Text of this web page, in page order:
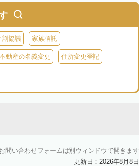
豊浦町
村 古平郡古平町 積丹郡積丹町
井江町 空知郡上砂川町
夕張郡長沼町 夕張郡栗山町
池田町 中川郡豊頃町
割協議 家族信託
動産の名義変更 住所変更登記
問い合わせフォームは別ウィンドウで開きます
更新日：2026年8月8日